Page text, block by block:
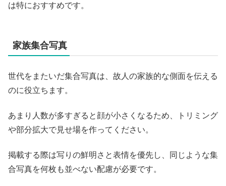
は特におすすめです。
家族集合写真
世代をまたいだ集合写真は、故人の家族的な側面を伝える
のに役立ちます。
あまり人数が多すぎると顔が小さくなるため、トリミング
や部分拡大で見せ場を作ってください。
掲載する際は写りの鮮明さと表情を優先し、同じような集
合写真を何枚も並べない配慮が必要です。